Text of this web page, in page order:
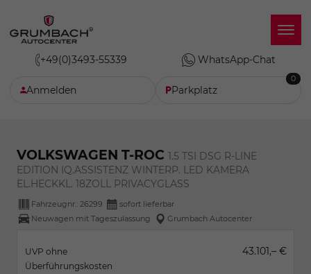
+49(0)3493-55339 WhatsApp-Chat
Anmelden Parkplatz
0
VOLKSWAGEN T-ROC 1.5 TSI DSG R-LINE
EDITION IQ.ASSISTENZ WINTERP. LED KAMERA
EL.HECKKL. 18ZOLL PRIVACYGLASS
Fahrzeugnr.: 26299
sofort lieferbar
Neuwagen mit Tageszulassung
Grumbach Autocenter
UVP ohne
Überführungskosten
43.101,– €